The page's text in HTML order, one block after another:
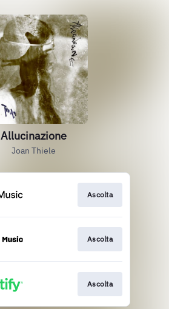
Allucinazione
Joan Thiele
Ascolta
Ascolta
Ascolta